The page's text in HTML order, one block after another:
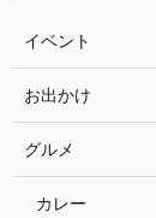
イベント
お出かけ
グルメ
カレー